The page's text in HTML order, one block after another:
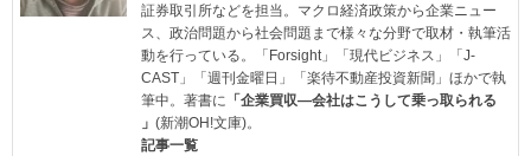
証券取引所などを担当。マクロ経済政策から企業ニュー
ス、政治問題から社会問題まで様々な分野で取材・執筆活
動を行っている。「Forsight」「現代ビジネス」「J-
CAST」「週刊金曜日」「楽待不動産投資新聞」ほかで執
筆中。著書に 「企業買収―会社はこうして乗っ取られる
」 (新潮OH!文庫)。
記事一覧